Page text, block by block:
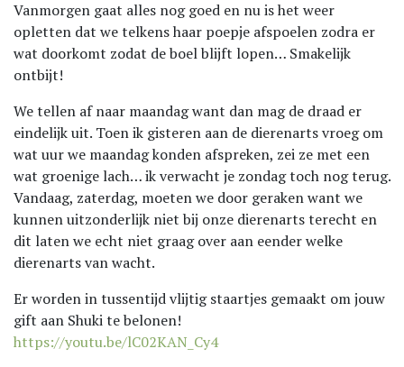
Vanmorgen gaat alles nog goed en nu is het weer
opletten dat we telkens haar poepje afspoelen zodra er
wat doorkomt zodat de boel blijft lopen… Smakelijk
ontbijt!
We tellen af naar maandag want dan mag de draad er
eindelijk uit. Toen ik gisteren aan de dierenarts vroeg om
wat uur we maandag konden afspreken, zei ze met een
wat groenige lach… ik verwacht je zondag toch nog terug.
Vandaag, zaterdag, moeten we door geraken want we
kunnen uitzonderlijk niet bij onze dierenarts terecht en
dit laten we echt niet graag over aan eender welke
dierenarts van wacht.
Er worden in tussentijd vlijtig staartjes gemaakt om jouw
gift aan Shuki te belonen!
https://youtu.be/lC02KAN_Cy4